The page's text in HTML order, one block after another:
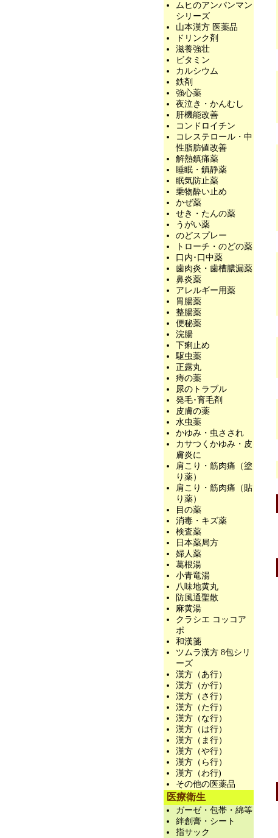
ムヒのアンパンマン
シリーズ
山本漢方 医薬品
ドリンク剤
滋養強壮
ビタミン
カルシウム
鉄剤
強心薬
夜泣き・かんむし
肝機能改善
コンドロイチン
コレステロール・中
性脂肪値改善
解熱鎮痛薬
睡眠・鎮静薬
眠気防止薬
乗物酔い止め
かぜ薬
せき・たんの薬
うがい薬
のどスプレー
トローチ・のどの薬
口内･口中薬
歯肉炎・歯槽膿漏薬
鼻炎薬
アレルギー用薬
胃腸薬
整腸薬
便秘薬
浣腸
下痢止め
駆虫薬
正露丸
痔の薬
尿のトラブル
発毛･育毛剤
皮膚の薬
水虫薬
かゆみ・虫さされ
カサつくかゆみ・皮
膚炎に
肩こり・筋肉痛（塗
り薬）
肩こり・筋肉痛（貼
り薬）
目の薬
消毒・キズ薬
検査薬
日本薬局方
婦人薬
葛根湯
小青竜湯
八味地黄丸
防風通聖散
麻黄湯
クラシエ コッコア
ポ
和漢箋
ツムラ漢方 8包シリ
ーズ
漢方（あ行）
漢方（か行）
漢方（さ行）
漢方（た行）
漢方（な行）
漢方（は行）
漢方（ま行）
漢方（や行）
漢方（ら行）
漢方（わ行)
その他の医薬品
医療衛生
ガーゼ・包帯・綿等
絆創膏・シート
指サック